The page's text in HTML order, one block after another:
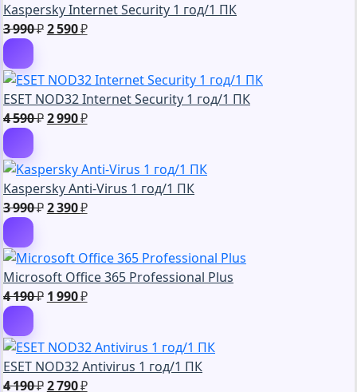
Kaspersky Internet Security 1 год/1 ПК
3 990₽Первоначальная
3
990 ₽.
2 590₽Текущая
590 ₽.
ESET NOD32 Internet Security 1 год/1 ПК
4 590₽Первоначальная
4
590 ₽.
2 990₽Текущая
990 ₽.
Kaspersky Anti-Virus 1 год/1 ПК
3 990₽Первоначальная
3
990 ₽.
2 390₽Текущая
390 ₽.
Microsoft Office 365 Professional Plus
4 190₽ Первоначальная
4
190 ₽.
1 990₽Текущая
990 ₽.
ESET NOD32 Antivirus 1 год/1 ПК
4 190₽Первоначальная
2 790₽Текущая